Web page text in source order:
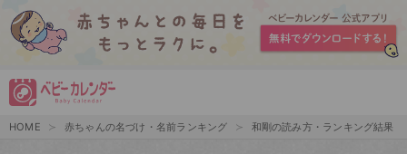
HOME 赤ちゃんの名づけ・名前ランキング 和剛の読み方・ランキング結果